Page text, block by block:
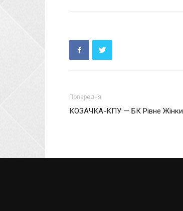
Попередня
КОЗАЧКА-КПУ — БК Рівне Жінки